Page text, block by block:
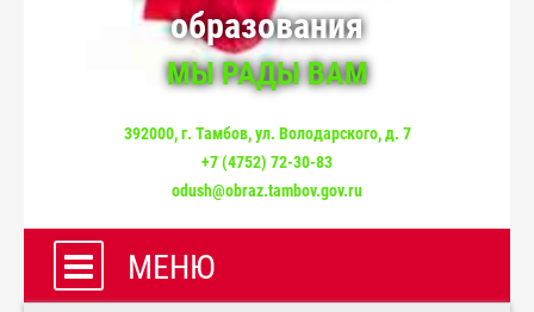
образования
МЫ РАДЫ ВАМ
392000, г. Тамбов, ул. Володарского, д. 7
+7 (4752) 72-30-83
odush@obraz.tambov.gov.ru
МЕНЮ